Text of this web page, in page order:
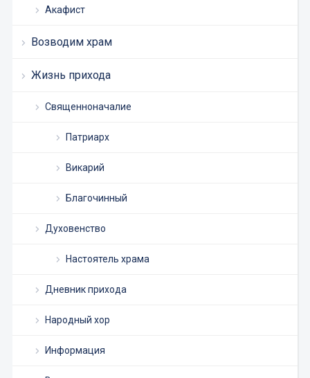
Акафист
Возводим храм
Жизнь прихода
Священноначалие
Патриарх
Викарий
Благочинный
Духовенство
Настоятель храма
Дневник прихода
Народный хор
Информация